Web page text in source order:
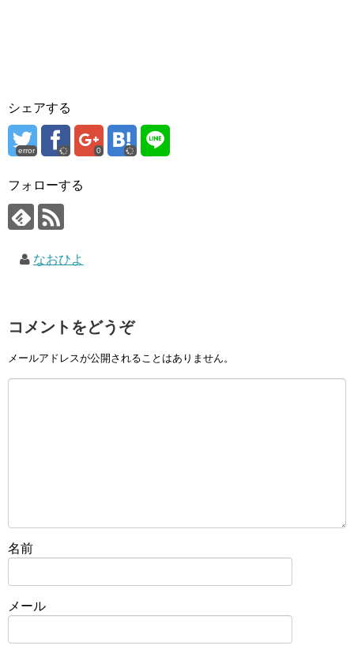
シェアする
error 0
フォローする
なおひよ
コメントをどうぞ
メールアドレスが公開されることはありません。
名前
メール